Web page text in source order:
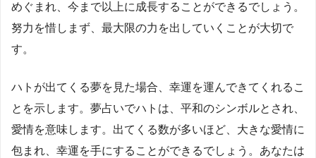
めぐまれ、今まで以上に成長することができるでしょう。
努力を惜しまず、最大限の力を出していくことが大切で
す。
ハトが出てくる夢を見た場合、幸運を運んできてくれるこ
とを示します。夢占いでハトは、平和のシンボルとされ、
愛情を意味します。出てくる数が多いほど、大きな愛情に
包まれ、幸運を手にすることができるでしょう。あなたは